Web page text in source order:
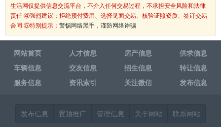
生活网仅提供信息交流平台，不介入任何交易过程，不承担安全风险和法律
责任 ④强烈建议：拒绝预付费用、选择见面交易、核验证照资质、签订交易
合同 ⑤特别提示： 警惕网络黑手，谨防网络诈骗
网站首页 人才信息 房产信息
供求信息
车辆信息
交友信息 招生信息
转让信息
服务信息
资讯索引 关注微信 发布信息
发布信息 置顶推广 管理信息 关于网站
联系网站